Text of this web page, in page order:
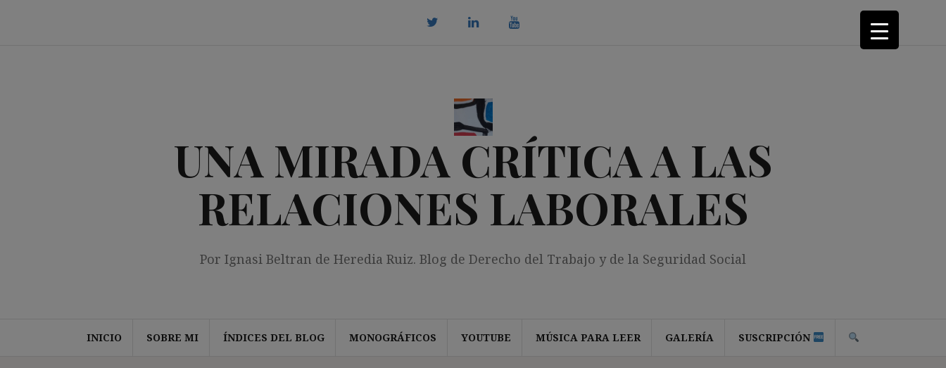
UNA MIRADA CRÍTICA A LAS
RELACIONES LABORALES
Por Ignasi Beltran de Heredia Ruiz. Blog de Derecho del Trabajo y de la Seguridad Social
INICIO SOBRE MI ÍNDICES DEL BLOG MONOGRÁFICOS YOUTUBE MÚSICA PARA LEER GALERÍA SUSCRIPCIÓN